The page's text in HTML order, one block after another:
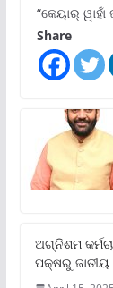
“କେୟାର୍
Share
ଅଗ୍ନିଶମ
ପକ୍ଷରୁ ଜାତୀୟ